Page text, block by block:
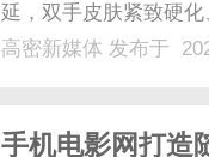
延，双手皮肤紧致硬
胀、活动时有牵拉不
高密新媒体 发布于
手机电影网打造